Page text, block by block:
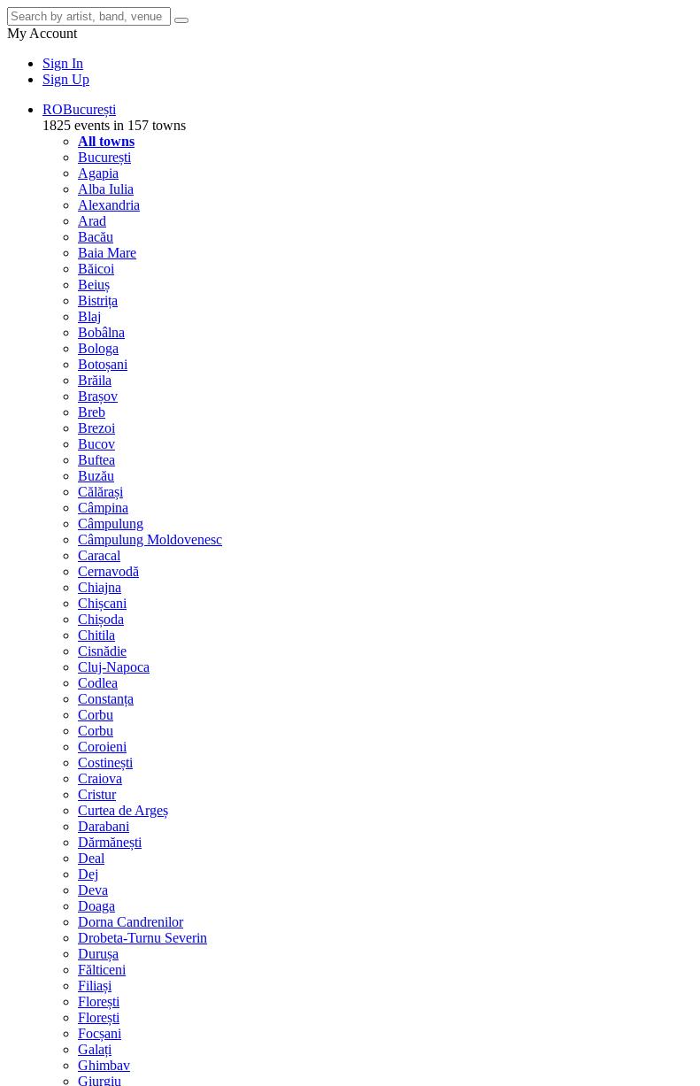
My Account
Sign In
Sign Up
ROBucurești
1825 events in 157 towns
All towns
București
Agapia
Alba Iulia
Alexandria
Arad
Bacău
Baia Mare
Băicoi
Beiuș
Bistrița
Blaj
Bobâlna
Bologa
Botoșani
Brăila
Brașov
Breb
Brezoi
Bucov
Buftea
Buzău
Călărași
Câmpina
Câmpulung
Câmpulung Moldovenesc
Caracal
Cernavodă
Chiajna
Chișcani
Chișoda
Chitila
Cisnădie
Cluj-Napoca
Codlea
Constanța
Corbu
Corbu
Coroieni
Costinești
Craiova
Cristur
Curtea de Argeș
Darabani
Dărmănești
Deal
Dej
Deva
Doaga
Dorna Candrenilor
Drobeta-Turnu Severin
Durușa
Fălticeni
Filiași
Florești
Florești
Focșani
Galați
Ghimbav
Giurgiu